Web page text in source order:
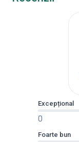
Excepțional
0
Foarte bun